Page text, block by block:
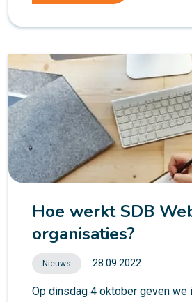
Hoe werkt SDB
organisaties?
Nieuws 28.09.2022
Op dinsdag 4 oktober geven we